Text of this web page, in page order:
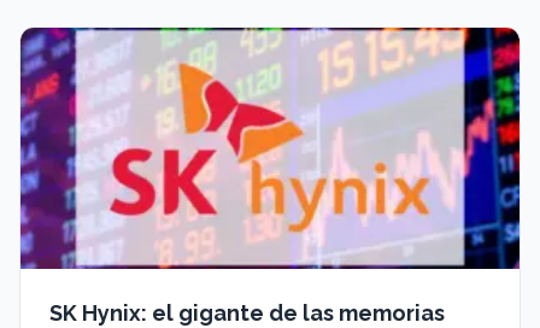
SK Hynix: el gigante de las memorias